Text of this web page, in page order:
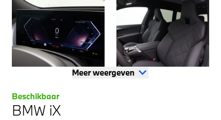
Meer weergeven
Beschikbaar
BMW iX